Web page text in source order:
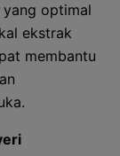
optimal
ekstrak
membantu